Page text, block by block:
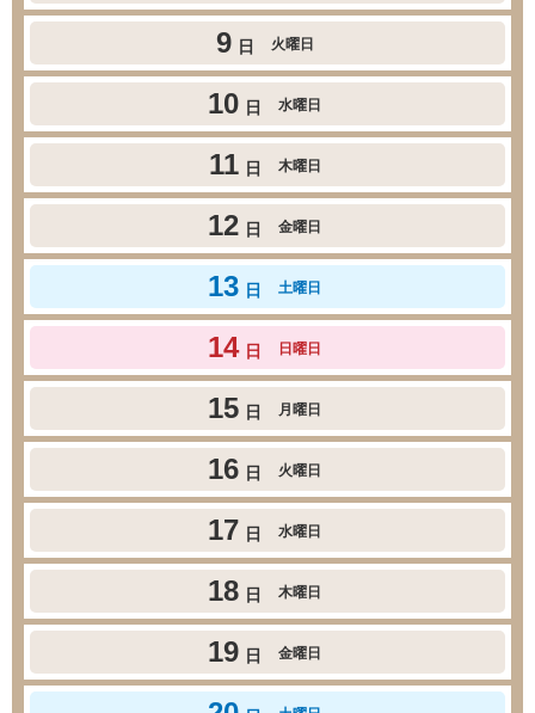
9 日 火曜日
10 日 水曜日
11 日 木曜日
12 日 金曜日
13 日 土曜日
14 日 日曜日
15 日 月曜日
16 日 火曜日
17 日 水曜日
18 日 木曜日
19 日 金曜日